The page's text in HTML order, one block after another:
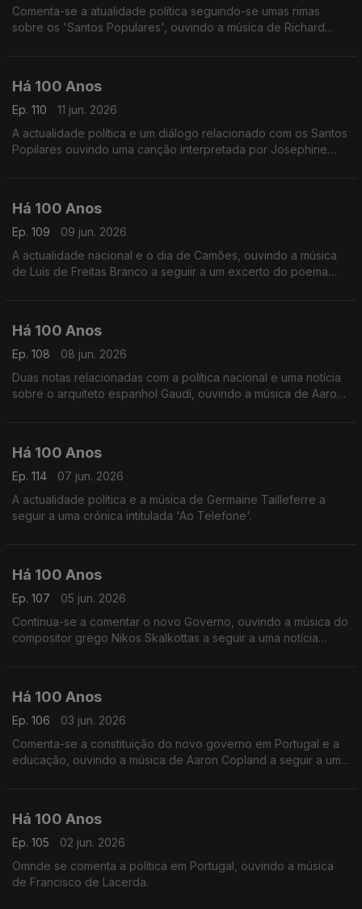
Comenta-se a atualidade política seguindo-se umas rimas
sobre os 'Santos Populares', ouvindo a música de Richard
Há 100 Anos
Ep. 110
11 jun. 2026
A actualidade política e um diálogo relacionado com os Santos
Popilares ouvindo uma canção interpretada por Josephine
Há 100 Anos
Ep. 109
09 jun. 2026
A actualidade nacional e o dia de Camões, ouvindo a música
de Luís de Freitas Branco a seguiir a um excerto do poema
Há 100 Anos
Ep. 108
08 jun. 2026
Duas notas relacionadas com a política nacional e uma notícia
sobre o arquiteto espanhol Gaudí, ouvindo a música de Aaron
Há 100 Anos
Ep. 114
07 jun. 2026
A actualidade política e a música de Germaine Tailleferre a
seguir a uma crónica intitulada 'Ao Telefone'.
Há 100 Anos
Ep. 107
05 jun. 2026
Continua-se a comentar o novo Governo, ouvindo a música do
compositor grego Nikos Skalkottas a seguir a uma notícia
Há 100 Anos
Ep. 106
03 jun. 2026
Comenta-se a constituição do novo governo em Portugal e a
educação, ouvindo a música de Aaron Copland a seguir a uma
Há 100 Anos
Ep. 105
02 jun. 2026
Omnde se comenta a política em Portugal, ouvindo a música
de Francisco de Lacerda.